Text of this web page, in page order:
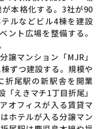
本格化する。3社が90
ルなどビル4棟を建設
ント広場を整備する。
譲マンション「MJR」
ずつ建設する。規模や
折尾駅の新駅舎を開業
えきマチ1丁目折尾」
オフィスが入る賃貸マ
ホテルが入る分譲マン